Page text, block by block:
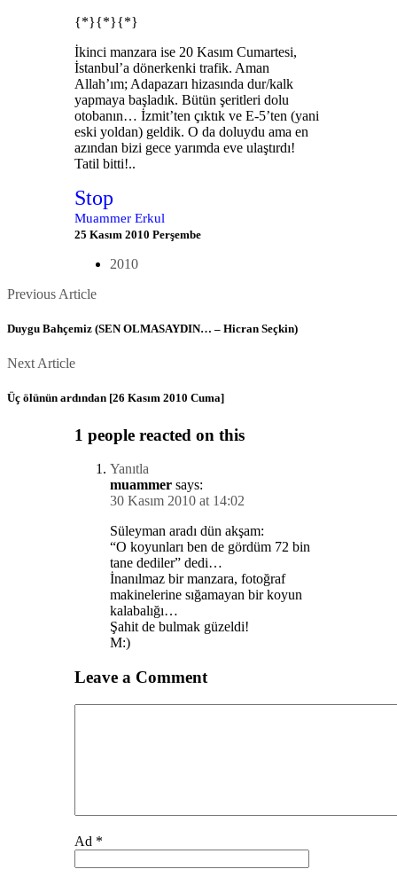
{*}{*}{*}
İkinci manzara ise 20 Kasım Cumartesi,
İstanbul’a dönerkenki trafik. Aman
Allah’ım; Adapazarı hizasında dur/kalk
yapmaya başladık. Bütün şeritleri dolu
otobanın… İzmit’ten çıktık ve E-5’ten (yani
eski yoldan) geldik. O da doluydu ama en
azından bizi gece yarımda eve ulaştırdı!
Tatil bitti!..
Stop
Muammer Erkul
25 Kasım 2010 Perşembe
2010
Posts
navigation
Previous ArticlePrevious
Duygu Bahçemiz (SEN OLMASAYDIN… – Hicran Seçkin)
Next ArticleNext
Üç ölünün ardından [26 Kasım 2010 Cuma]
1 people reacted on this
Yanıtla
muammer says:
30 Kasım 2010 at 14:02
Süleyman aradı dün akşam:
“O koyunları ben de gördüm 72 bin
tane dediler” dedi…
İnanılmaz bir manzara, fotoğraf
makinelerine sığamayan bir koyun
kalabalığı…
Şahit de bulmak güzeldi!
M:)
Leave a Comment
Ad *